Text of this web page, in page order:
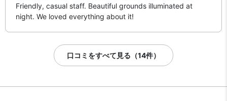
Friendly, casual staff. Beautiful grounds illuminated at
night. We loved everything about it!
口コミをすべて見る（14件）